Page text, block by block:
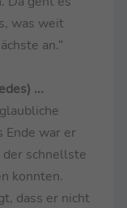
was weit
an.“
...
Ende war er
schnellste
konnten.
dass er nicht